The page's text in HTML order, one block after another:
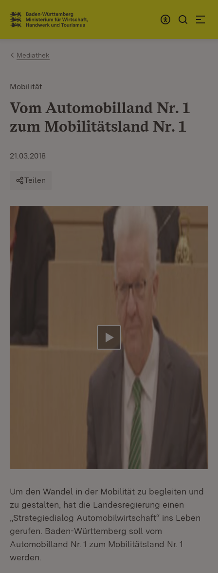
Zum Inhalt springen
Link zur Startseite
Mediathek
Mobilität
Vom Automobilland Nr. 1
zum Mobilitätsland Nr. 1
21.03.2018
Teilen
Video abspielen
Um den Wandel in der Mobilität zu begleiten und
zu gestalten, hat die Landesregierung einen
„Strategiedialog Automobilwirtschaft“ ins Leben
gerufen. Baden-Württemberg soll vom
Automobilland Nr. 1 zum Mobilitätsland Nr. 1
werden.